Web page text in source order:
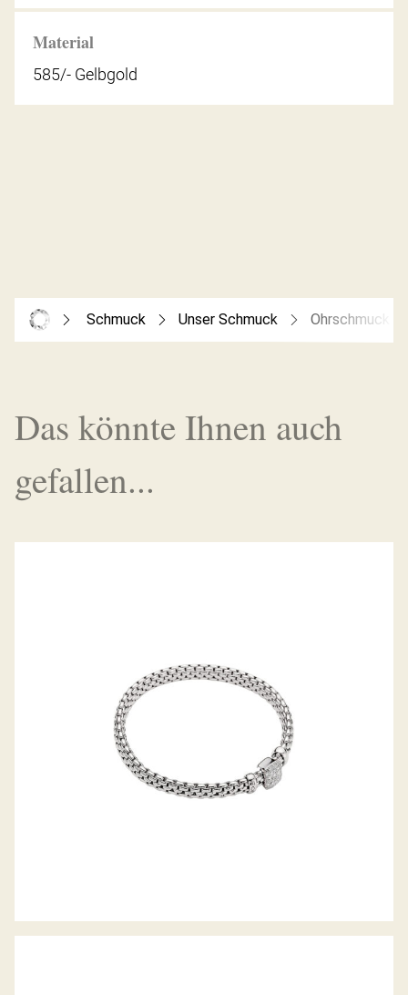
Material
585/- Gelbgold
Schmuck Unser Schmuck Ohrschmuck
Das könnte Ihnen auch
gefallen...
KOLLEKTION